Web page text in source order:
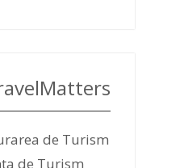
de Turism
de Turism